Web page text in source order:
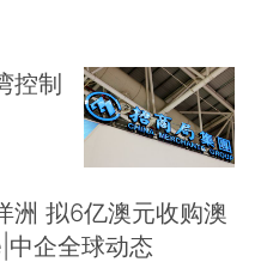
控制
洲 拟6亿澳元收购澳
企全球动态